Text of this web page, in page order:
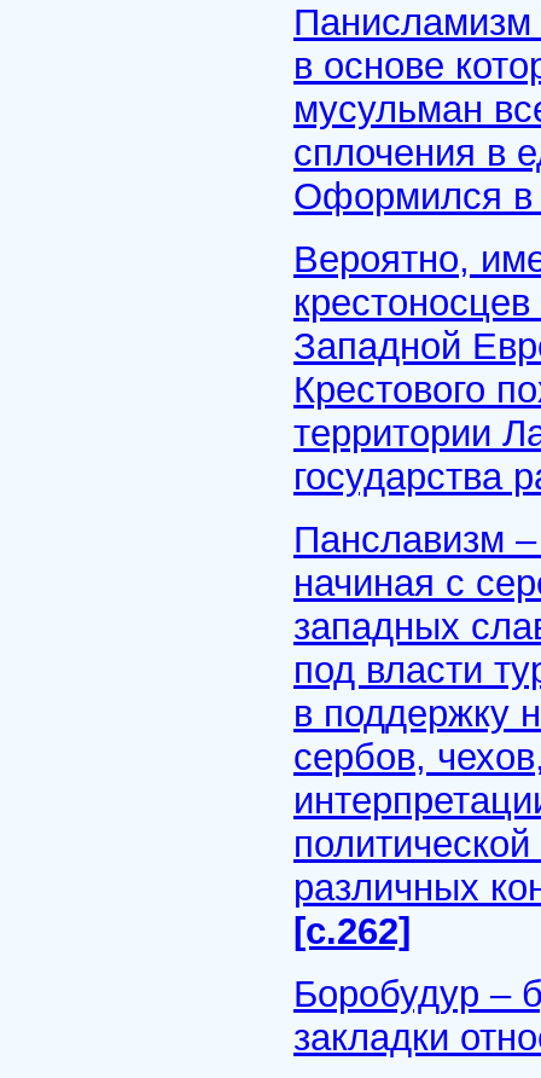
Панисламизм
в основе
мусульман
сплочения в
Оформился в
Вероятно,
Западной
Крестового
территории
государства
Панславизм
начиная с
западных
под власти
в поддержку
сербов,
различных
[с.262]
Боробудур –
закладки